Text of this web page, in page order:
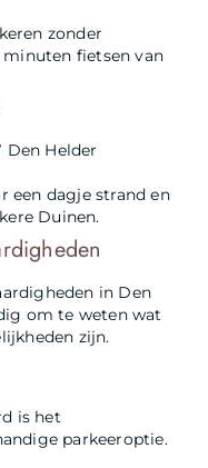
zonder
fietsen van
Den Helder
een dagje strand en
Duinen.
in Den
om te weten wat
zijn.
is het
parkeeroptie.